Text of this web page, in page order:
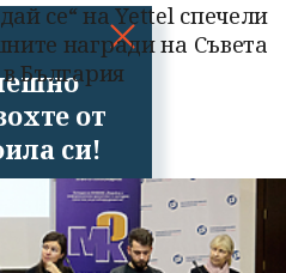
от
си!
се“ на Yettel спечели
награди на Съвета
България